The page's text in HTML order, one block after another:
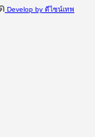
Develop by ดีไซน์เทพ